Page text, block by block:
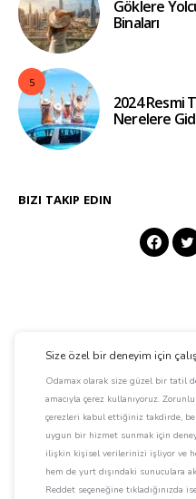
Göklere
Binaları
5
2024 Resmi
Nerelere
BIZI TAKIP EDIN